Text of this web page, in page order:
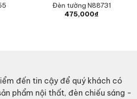
Đèn tường N88731
475,000₫
đến tin cậy để quý khách có
phẩm nội thất, đèn chiếu sáng -